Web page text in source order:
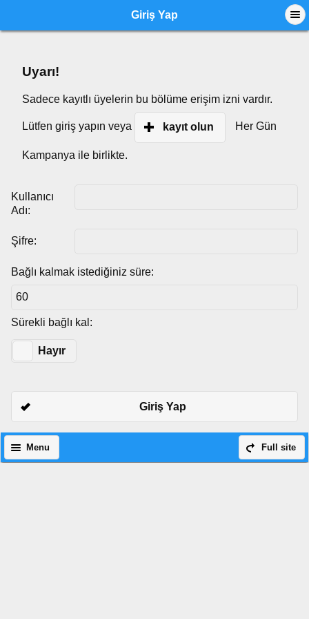
Giriş Yap
Uyarı!
Sadece kayıtlı üyelerin bu bölüme erişim izni vardır.
Lütfen giriş yapın veya kayıt olun Her Gün
Kampanya ile birlikte.
Kullanıcı
Adı:
Şifre:
Bağlı kalmak istediğiniz süre:
Sürekli bağlı kal:
Hayır
Giriş Yap
Full site
Menu